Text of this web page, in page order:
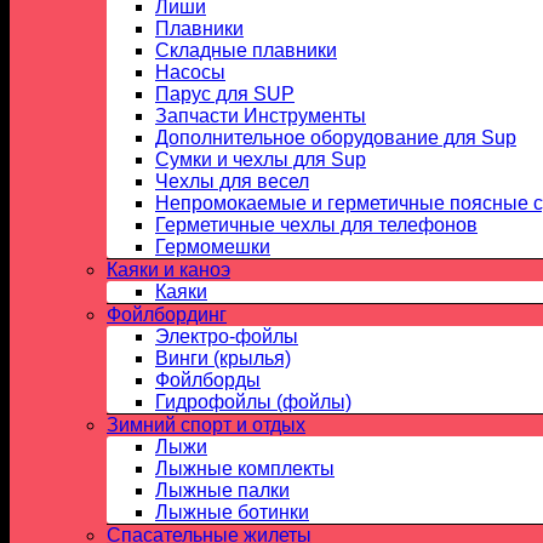
Лиши
Плавники
Складные плавники
Насосы
Парус для SUP
Запчасти Инструменты
Дополнительное оборудование для Sup
Сумки и чехлы для Sup
Чехлы для весел
Непромокаемые и герметичные поясные
Герметичные чехлы для телефонов
Гермомешки
Каяки и каноэ
Каяки
Фойлбординг
Электро-фойлы
Винги (крылья)
Фойлборды
Гидрофойлы (фойлы)
Зимний спорт и отдых
Лыжи
Лыжные комплекты
Лыжные палки
Лыжные ботинки
Спасательные жилеты